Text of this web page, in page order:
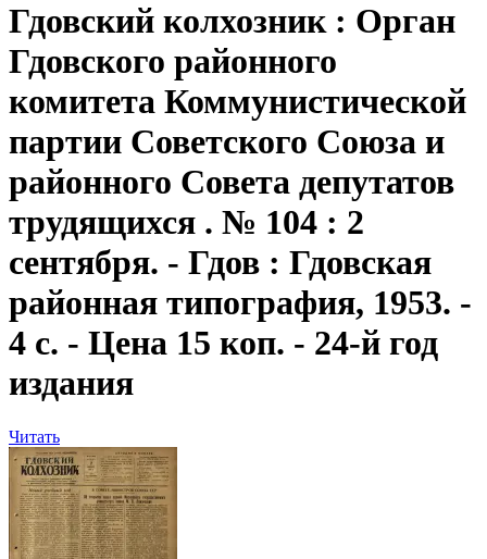
Гдовский колхозник: Орган
Гдовского районного
комитета Коммунистической
партии Советского Союза и
районного Совета депутатов
трудящихся . № 104 : 2
сентября. - Гдов : Гдовская
районная типография, 1953. -
4 с. - Цена 15 коп. - 24-й год
издания
Читать